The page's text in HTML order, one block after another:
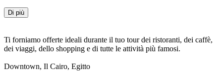
Di più
Ti forniamo offerte ideali durante il tuo tour dei ristoranti, dei caffè,
dei viaggi, dello shopping e di tutte le attività più famosi.
Downtown, Il Cairo, Egitto